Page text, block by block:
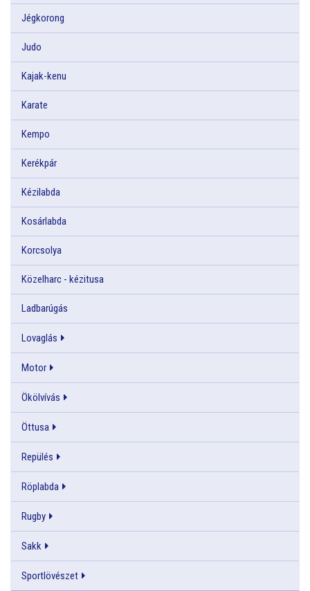
Jégkorong
Judo
Kajak-kenu
Karate
Kempo
Kerékpár
Kézilabda
Kosárlabda
Korcsolya
Közelharc - kézitusa
Ladbarúgás
Lovaglás
Motor
Ökölvívás
Öttusa
Repülés
Röplabda
Rugby
Sakk
Sportlövészet